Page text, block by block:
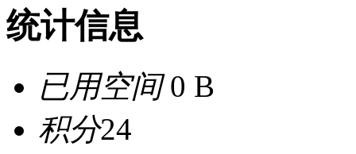
统计信息
已用空间0 B
积分24